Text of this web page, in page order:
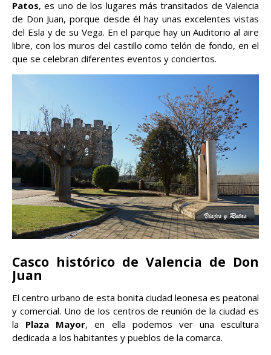
Patos, es uno de los lugares más transitados de Valencia
de Don Juan, porque desde él hay unas excelentes vistas
del Esla y de su Vega. En el parque hay un Auditorio al aire
libre, con los muros del castillo como telón de fondo, en el
que se celebran diferentes eventos y conciertos.
Casco histórico de Valencia de Don
Juan
El centro urbano de esta bonita ciudad leonesa es peatonal
y comercial. Uno de los centros de reunión de la ciudad es
la Plaza Mayor, en ella podemos ver una escultura
dedicada a los habitantes y pueblos de la comarca.